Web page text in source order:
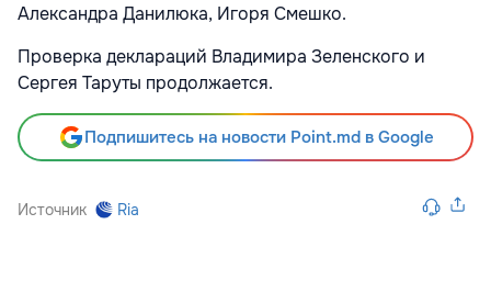
Александра Данилюка, Игоря Смешко.
Проверка деклараций Владимира Зеленского и
Сергея Таруты продолжается.
Подпишитесь на новости Point.md в Google
Источник Ria